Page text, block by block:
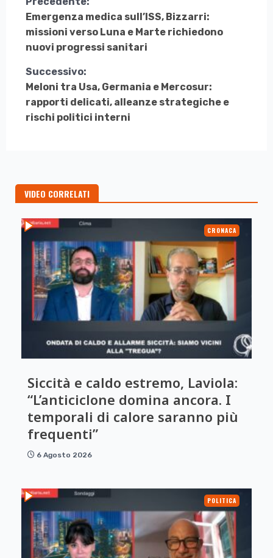
Continua
a
Leggere
Emergenza medica sull’ISS, Bizzarri:
missioni verso Luna e Marte richiedono
nuovi progressi sanitari
Successivo:
Meloni tra Usa, Germania e Mercosur:
rapporti delicati, alleanze strategiche e
rischi politici interni
VIDEO CORRELATI
CRONACA
Siccità e caldo estremo, Laviola:
“L’anticiclone domina ancora. I
temporali di calore saranno più
frequenti”
6 Agosto 2026
POLITICA